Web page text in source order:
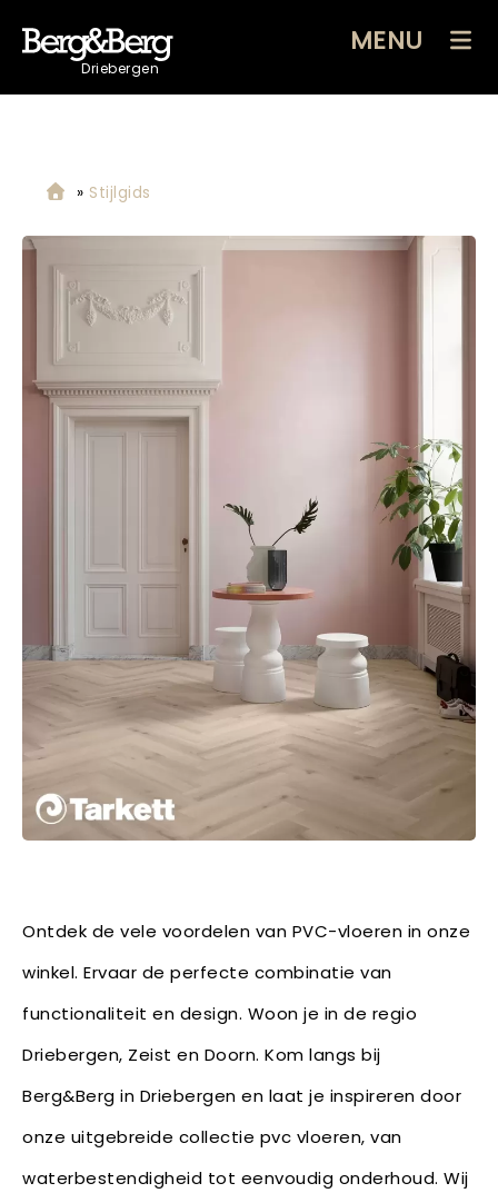
Driebergen
MENU
» Stijlgids
Ontdek de vele voordelen van PVC-vloeren in onze
winkel. Ervaar de perfecte combinatie van
functionaliteit en design. Woon je in de regio
Driebergen, Zeist en Doorn. Kom langs bij
Berg&Berg in Driebergen en laat je inspireren door
onze uitgebreide collectie pvc vloeren, van
waterbestendigheid tot eenvoudig onderhoud. Wij